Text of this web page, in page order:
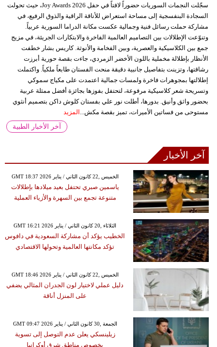
سجّلت النجمات السوريات حضوراً لافتاً في حفل Joy Awards 2026، حيث تحولت
السجادة البنفسجية إلى مساحة استعراض للأناقة الراقية والذوق الرفيع، في
مشاركة حملت رسائل فنية وجمالية عكست مكانة الدراما السورية عربياً.
وتنوّعت الإطلالات بين التصاميم العالمية الفاخرة والابتكارات الجريئة، في مزيج
جمع بين الكلاسيكية والعصرية، وبين الفخامة والأنوثة. كاريس بشار خطفت
الأنظار بإطلالة مخملية باللون الأخضر الزمردي، جاءت بقصة حورية أبرزت
رشاقتها، وتزينت بتفاصيل جانبية دقيقة منحت الفستان طابعاً ملكياً. واكتملت
إطلالتها بمجوهرات فاخرة ولمسات جمالية اعتمدت على مكياج سموكي
وتسريحة شعر كلاسيكية مرفوعة، لتحتفل بفوزها بجائزة أفضل ممثلة عربية
بحضور واثق وأنيق. بدورها، أطلت نور علي بفستان كلوش داكن بتصميم أنثوي
مستوحى من فساتين الأميرات، تميز بقصة مكش... المزيد
آخر الأخبار الطبية
آخر الأخبار
GMT 18:37 2026 الخميس ,22 كانون الثاني / يناير
ياسمين صبري تحتفل بعيد ميلادها بإطلالات
متنوعة تجمع بين السهرة والأزياء العملية
GMT 16:21 2026 الثلاثاء ,20 كانون الثاني / يناير
الخطيب يؤكد أن مشاركة السعودية في دافوس
تؤكد مكانتها العالمية وتحولها الاقتصادي
GMT 18:46 2026 الخميس ,22 كانون الثاني / يناير
دليل عملي لاختيار لون الجدران المثالي يضفي
على المنزل أناقة
GMT 09:47 2026 الجمعة ,30 كانون الثاني / يناير
زيلينسكي يعلن عدم التوصل إلى تسوية
بخصوص مناطق شرق أوكرانيا